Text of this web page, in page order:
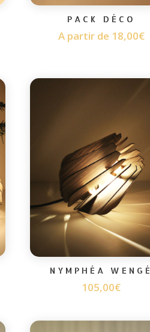
PACK DÉCO
A partir de 18,00€
NYMPHÉA WENGÉ
105,00€